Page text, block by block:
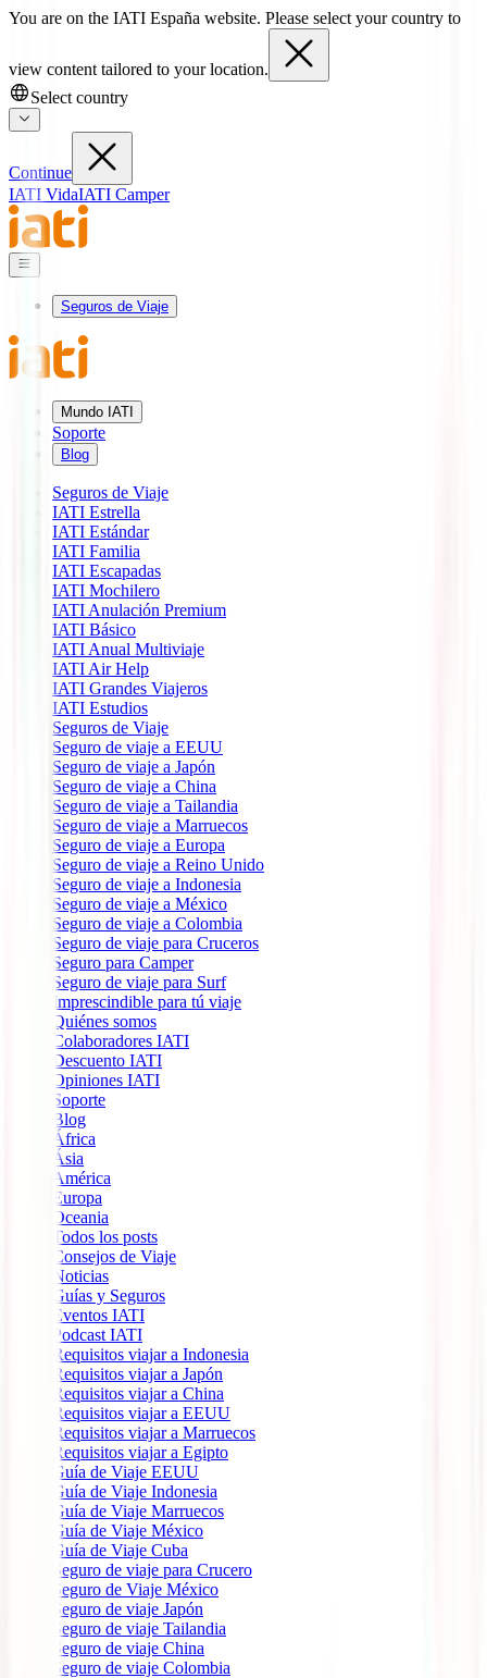
You are on the IATI España website. Please select your country to
view content tailored to your location.
Select country
Continue
IATI VidaIATI Camper
Seguros de Viaje
Mundo IATI
Soporte
Blog
Seguros de Viaje
IATI Estrella
IATI Estándar
IATI Familia
IATI Escapadas
IATI Mochilero
IATI Anulación Premium
IATI Básico
IATI Anual Multiviaje
IATI Air Help
IATI Grandes Viajeros
IATI Estudios
Seguros de Viaje
Seguro de viaje a EEUU
Seguro de viaje a Japón
Seguro de viaje a China
Seguro de viaje a Tailandia
Seguro de viaje a Marruecos
Seguro de viaje a Europa
Seguro de viaje a Reino Unido
Seguro de viaje a Indonesia
Seguro de viaje a México
Seguro de viaje a Colombia
Seguro de viaje para Cruceros
Seguro para Camper
Seguro de viaje para Surf
Imprescindible para tú viaje
Quiénes somos
Colaboradores IATI
Descuento IATI
Opiniones IATI
Soporte
Blog
África
Ásia
América
Europa
Oceania
Todos los posts
Consejos de Viaje
Noticias
Guías y Seguros
Eventos IATI
Podcast IATI
Requisitos viajar a Indonesia
Requisitos viajar a Japón
Requisitos viajar a China
Requisitos viajar a EEUU
Requisitos viajar a Marruecos
Requisitos viajar a Egipto
Guía de Viaje EEUU
Guía de Viaje Indonesia
Guía de Viaje Marruecos
Guía de Viaje México
Guía de Viaje Cuba
Seguro de viaje para Crucero
Seguro de Viaje México
Seguro de viaje Japón
Seguro de viaje Tailandia
Seguro de viaje China
Seguro de viaje Colombia